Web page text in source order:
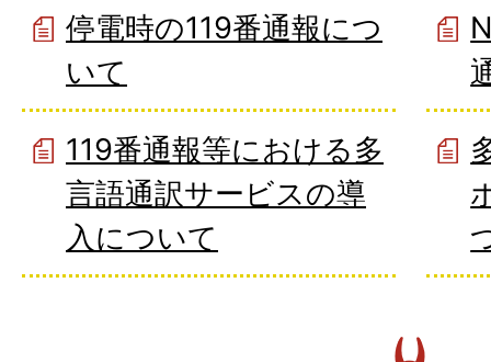
停電時の119番通報につ
いて
119番通報等における多
言語通訳サービスの導
入について